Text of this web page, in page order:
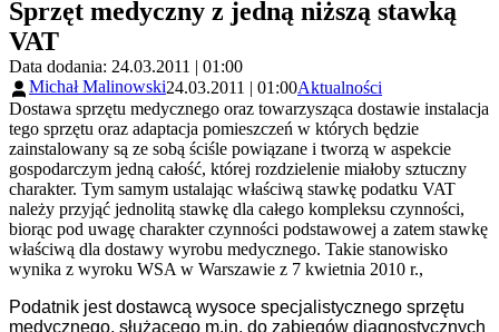
Sprzęt medyczny z jedną niższą stawką
VAT
Data dodania: 24.03.2011 | 01:00
Michał Malinowski24.03.2011 | 01:00Aktualności
Dostawa sprzętu medycznego oraz towarzysząca dostawie instalacja
tego sprzętu oraz adaptacja pomieszczeń w których będzie
zainstalowany są ze sobą ściśle powiązane i tworzą w aspekcie
gospodarczym jedną całość, której rozdzielenie miałoby sztuczny
charakter. Tym samym ustalając właściwą stawkę podatku VAT
należy przyjąć jednolitą stawkę dla całego kompleksu czynności,
biorąc pod uwagę charakter czynności podstawowej a zatem stawkę
właściwą dla dostawy wyrobu medycznego. Takie stanowisko
wynika z wyroku WSA w Warszawie z 7 kwietnia 2010 r.,
Podatnik jest dostawcą wysoce specjalistycznego sprzętu
medycznego, służącego m.in. do zabiegów diagnostycznych